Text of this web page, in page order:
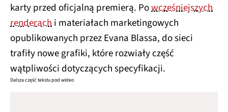
karty przed oficjalną premierą. Powcześniejszych
renderachi materiałach marketingowych
opublikowanych przez Evana Blassa, do sieci
trafiły nowe grafiki, które rozwiały część
wątpliwości dotyczących specyfikacji.
Dalsza część tekstu pod wideo